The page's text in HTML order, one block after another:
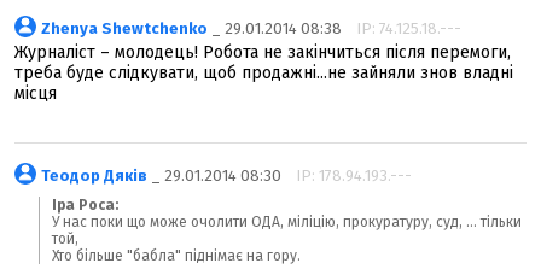
Zhenya Shewtchenko _ 29.01.2014 08:38 IP: 74.125.18.---
Журналіст – молодець! Робота не закінчиться після перемоги,
треба буде слідкувати, щоб продажні...не зайняли знов владні
місця
Теодор Дяків _ 29.01.2014 08:30 IP: 178.94.193.---
Ipa Poca:
У нас поки що може очолити ОДА, міліцію, прокуратуру, суд, ... тільки
той,
Хто більше "бабла" піднімає на гору.